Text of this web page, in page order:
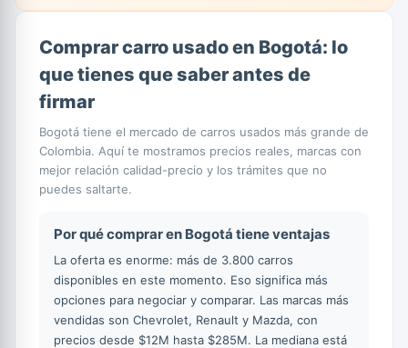
Comprar carro usado en Bogotá: lo
que tienes que saber antes de
firmar
Bogotá tiene el mercado de carros usados más grande de
Colombia. Aquí te mostramos precios reales, marcas con
mejor relación calidad-precio y los trámites que no
puedes saltarte.
Por qué comprar en Bogotá tiene ventajas
La oferta es enorme: más de 3.800 carros
disponibles en este momento. Eso significa más
opciones para negociar y comparar. Las marcas más
vendidas son Chevrolet, Renault y Mazda, con
precios desde $12M hasta $285M. La mediana está